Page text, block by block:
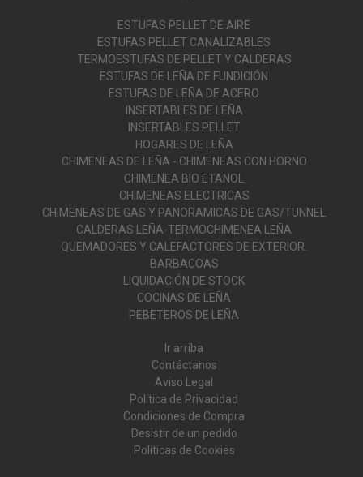
ESTUFAS PELLET DE AIRE
ESTUFAS PELLET CANALIZABLES
TERMOESTUFAS DE PELLET Y CALDERAS
ESTUFAS DE LEÑA DE FUNDICIÓN
ESTUFAS DE LEÑA DE ACERO
INSERTABLES DE LEÑA
INSERTABLES PELLET
HOGARES DE LEÑA
CHIMENEAS DE LEÑA - CHIMENEAS CON HORNO
CHIMENEA BIO ETANOL
CHIMENEAS ELECTRICAS
CHIMENEAS DE GAS Y PANORAMICAS DE GAS/TUNNEL
CALDERAS LEÑA-TERMOCHIMENEA LEÑA
QUEMADORES Y CALEFACTORES DE EXTERIOR.
BARBACOAS
LIQUIDACIÓN DE STOCK
COCINAS DE LEÑA
PEBETEROS DE LEÑA
Ir arriba
Contáctanos
Aviso Legal
Política de Privacidad
Condiciones de Compra
Desistir de un pedido
Políticas de Cookies